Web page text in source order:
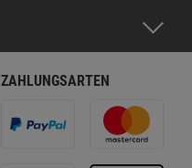
ZAHLUNGSARTEN